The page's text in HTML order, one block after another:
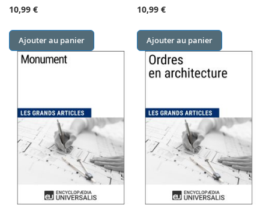
10,99 €
Ajouter au panier
10,99 €
Ajouter au panier